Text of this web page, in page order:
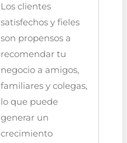
Los clientes
satisfechos y fieles
son propensos a
recomendar tu
negocio a amigos,
familiares y colegas,
lo que puede
generar un
crecimiento